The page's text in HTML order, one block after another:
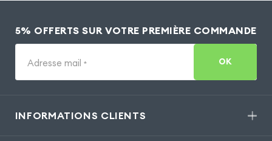
5% OFFERTS SUR VOTRE PREMIÈRE COMMANDE
Adresse mail * OK
INFORMATIONS CLIENTS